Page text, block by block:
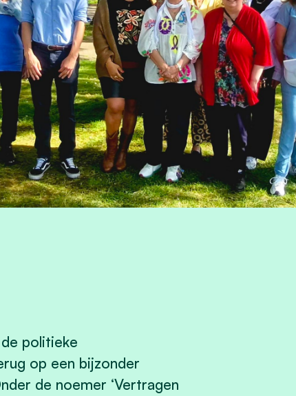
politieke
op een bijzonder
de noemer ‘Vertragen